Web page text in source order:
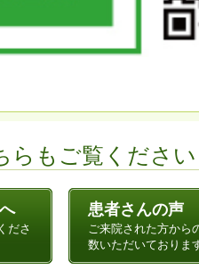
らもご覧ください
ださ
患者さんの声
ご来院された方から
数いただいておりま